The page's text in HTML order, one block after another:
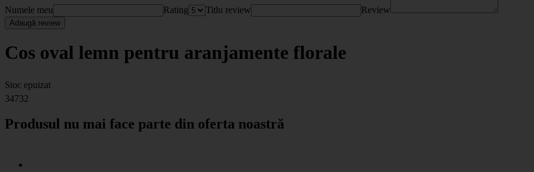
Numele meu Rating Titlu review Review
Adaugă review
Cos oval lemn pentru aranjamente florale
Stoc epuizat
34732
Produsul nu mai face parte din oferta noastră